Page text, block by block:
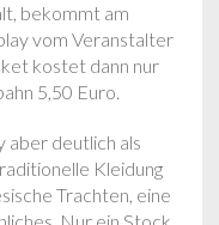
bekommt am
vom Veranstalter
kostet dann nur
5,50 Euro.
aber deutlich als
Kleidung
Trachten, eine